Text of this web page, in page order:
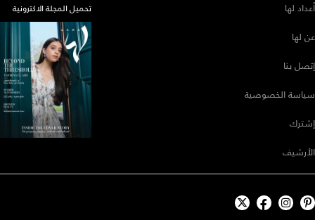
أعداد لها
عن لها
إتصل بنا
سياسة الخصوصية
إشترك
الأرشيف
تحميل المجلة الاكترونية